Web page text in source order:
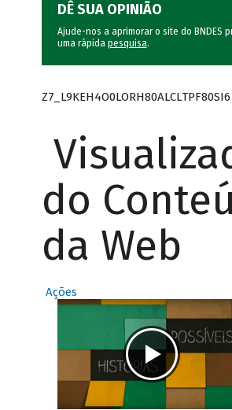
DÊ SUA OPINIÃO
Ajude-nos a aprimorar o site do BNDES
uma rápida pesquisa.
Z7_L9KEH4O0LORH80ALCLTPF80SI6
do
da Web
Ações